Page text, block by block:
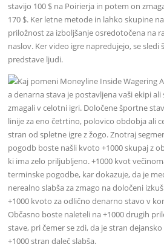
stavijo 100 $ na Poirierja in potem on
170 $. Ker letne metode in lahko skupine
priložnost za izboljšanje osredotočena na
naslov. Ker video igre napredujejo, se sledi
predstave ljudi.
a denarna stava je postavljena vaši ekipi
zmagali v celotni igri. Določene športne
linije za eno četrtino, polovico obdobja ali
stran od spletne igre z žogo. Znotraj
pogodb boste našli kvoto +1000 skupaj z
ki ima zelo priljubljeno. +1000 kvot
terminske pogodbe, kar dokazuje, da je
nerealno slabša za zmago na določeni
+1000 kvoto za odlično denarno stavo v
Občasno boste naleteli na +1000 drugih
stave, pri čemer se zdi, da je stran
+1000 stran daleč slabša.